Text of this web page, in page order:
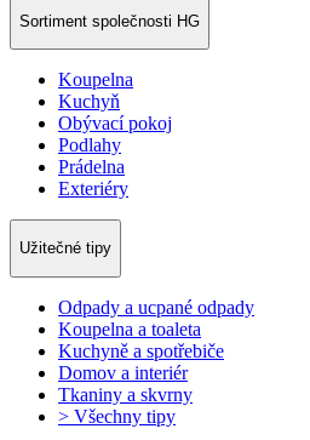
Sortiment společnosti HG
Koupelna
Kuchyň
Obývací pokoj
Podlahy
Prádelna
Exteriéry
Užitečné tipy
Odpady a ucpané odpady
Koupelna a toaleta
Kuchyně a spotřebiče
Domov a interiér
Tkaniny a skvrny
> Všechny tipy